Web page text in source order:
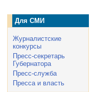
Для СМИ
Журналистские
конкурсы
Пресс-секретарь
Губернатора
Пресс-служба
Пресса и власть